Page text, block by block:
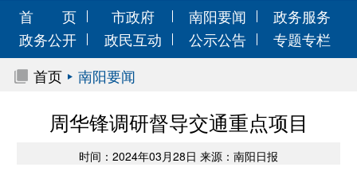
首 页 市政府 南阳要闻
政务服务
政务公开
政民互动 公示公告
专题专栏
首页
南阳要闻
周华锋调研督导交通重点项目
时间：2024年03月28日 来源：南阳日报